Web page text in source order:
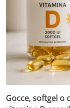
Gocce, softgel o